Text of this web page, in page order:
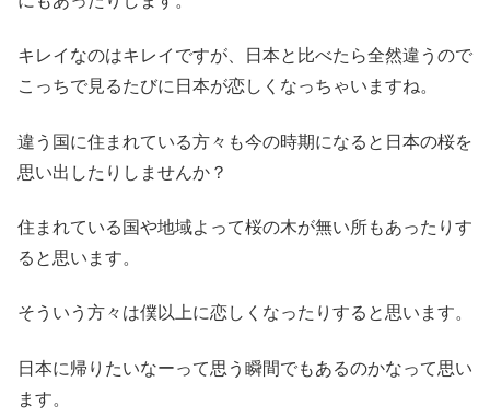
キレイなのはキレイですが、日本と比べたら全然違うので
こっちで見るたびに日本が恋しくなっちゃいますね。
違う国に住まれている方々も今の時期になると日本の桜を
思い出したりしませんか？
住まれている国や地域よって桜の木が無い所もあったりす
ると思います。
そういう方々は僕以上に恋しくなったりすると思います。
日本に帰りたいなーって思う瞬間でもあるのかなって思い
ます。